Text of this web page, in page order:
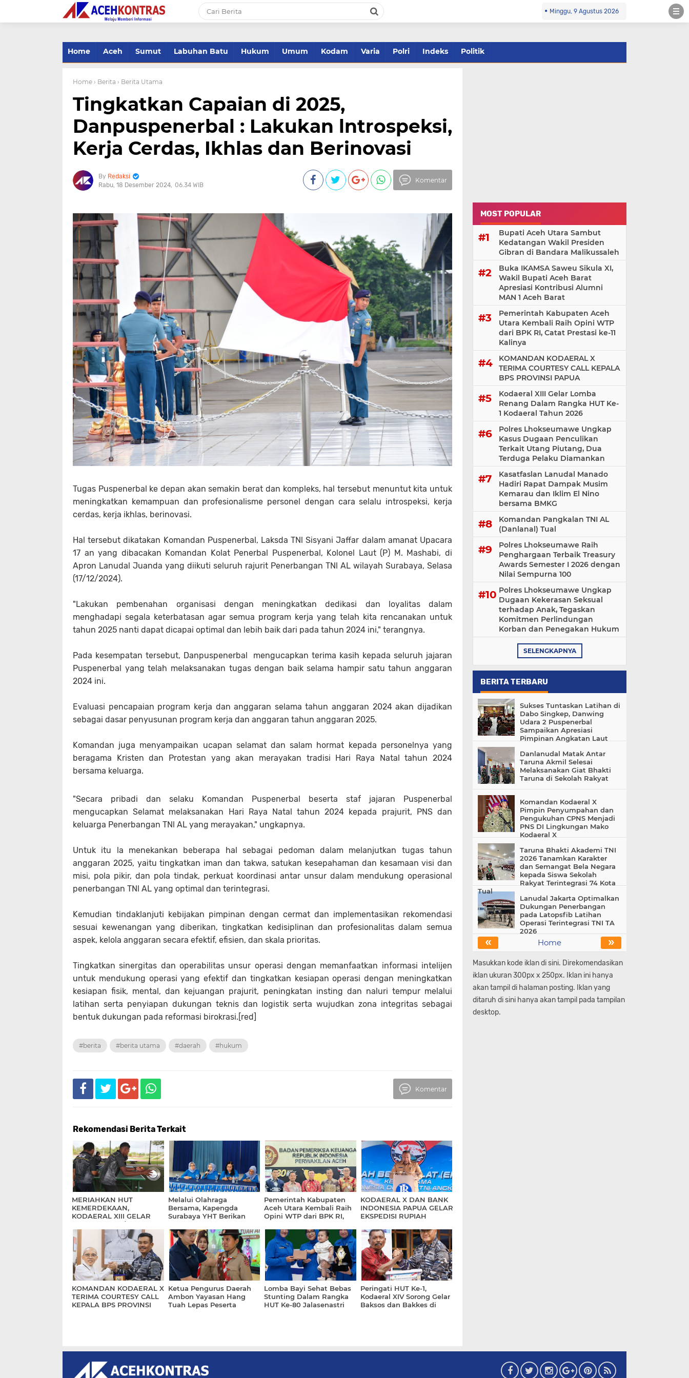
Minggu, 9 Agustus 2026
Home Aceh Sumut Labuhan Batu Hukum Umum Kodam Varia Polri Indeks Politik
Home › Berita › Berita Utama
Tingkatkan Capaian di 2025,
Danpuspenerbal : Lakukan lntrospeksi,
Kerja Cerdas, Ikhlas dan Berinovasi
Redaksi
Rabu, 18 Desember 2024 06.34 WIB
Komentar
Tugas Puspenerbal ke depan akan semakin berat dan kompleks, hal tersebut menuntut kita untuk
meningkatkan kemampuan dan profesionalisme personel dengan cara selalu introspeksi, kerja
cerdas, kerja ikhlas, berinovasi.
Hal tersebut dikatakan Komandan Puspenerbal, Laksda TNl Sisyani Jaffar dalam amanat Upacara
17 an yang dibacakan Komandan Kolat Penerbal Puspenerbal, Kolonel Laut (P) M. Mashabi, di
Apron Lanudal Juanda yang diikuti seluruh rajurit Penerbangan TNl AL wilayah Surabaya, Selasa
(17/12/2024).
"Lakukan pembenahan organisasi dengan meningkatkan dedikasi dan loyalitas dalam
menghadapi segala keterbatasan agar semua program kerja yang telah kita rencanakan untuk
tahun 2025 nanti dapat dicapai optimal dan lebih baik dari pada tahun 2024 ini," terangnya.
Pada kesempatan tersebut, Danpuspenerbal mengucapkan terima kasih kepada seluruh jajaran
Puspenerbal yang telah melaksanakan tugas dengan baik selama hampir satu tahun anggaran
2024 ini.
Evaluasi pencapaian program kerja dan anggaran selama tahun anggaran 2024 akan dijadikan
sebagai dasar penyusunan program kerja dan anggaran tahun anggaran 2025.
Komandan juga menyampaikan ucapan selamat dan salam hormat kepada personelnya yang
beragama Kristen dan Protestan yang akan merayakan tradisi Hari Raya Natal tahun 2024
bersama keluarga.
"Secara pribadi dan selaku Komandan Puspenerbal beserta staf jajaran Puspenerbal
mengucapkan Selamat melaksanakan Hari Raya Natal tahun 2024 kepada prajurit, PNS dan
keluarga Penerbangan TNl AL yang merayakan," ungkapnya.
Untuk itu la menekankan beberapa hal sebagai pedoman dalam melanjutkan tugas tahun
anggaran 2025, yaitu tingkatkan iman dan takwa, satukan kesepahaman dan kesamaan visi dan
misi, pola pikir, dan pola tindak, perkuat koordinasi antar unsur dalam mendukung operasional
penerbangan TNl AL yang optimal dan terintegrasi.
Kemudian tindaklanjuti kebijakan pimpinan dengan cermat dan implementasikan rekomendasi
sesuai kewenangan yang diberikan, tingkatkan kedisiplinan dan profesionalitas dalam semua
aspek, kelola anggaran secara efektif, efisien, dan skala prioritas.
Tingkatkan sinergitas dan operabilitas unsur operasi dengan memanfaatkan informasi intelijen
untuk mendukung operasi yang efektif dan tingkatkan kesiapan operasi dengan meningkatkan
kesiapan fisik, mental, dan kejuangan prajurit, peningkatan insting dan naluri tempur melalui
latihan serta penyiapan dukungan teknis dan logistik serta wujudkan zona integritas sebagai
bentuk dukungan pada reformasi birokrasi.[red]
#berita #berita utama #daerah #hukum
Komentar
Rekomendasi Berita Terkait
MERIAHKAN HUT
KEMERDEKAAN,
KODAERAL XIII GELAR
PERLOMBAAN/
PERTANDINGAN
INSPIRATIF
Melalui Olahraga
Bersama, Kapengda
Surabaya YHT Berikan
Kasatdik
Pemerintah Kabupaten
Aceh Utara Kembali Raih
Opini WTP dari BPK RI,
Kalinya
KODAERAL X DAN BANK
INDONESIA PAPUA GELAR
EKSPEDISI RUPIAH
3T PROVINSI PAPUA
KOMANDAN KODAERAL X
TERIMA COURTESY CALL
KEPALA BPS PROVINSI
Ketua Pengurus Daerah
Ambon Yayasan Hang
Tuah Lepas Peserta
Lomba Bayi Sehat Bebas
Stunting Dalam Rangka
HUT Ke-80 Jalasenastri
Peringati HUT Ke-1,
Kodaeral XIV Sorong Gelar
Baksos dan Bakkes di
MOST POPULAR
Bupati Aceh Utara Sambut
Kedatangan Wakil Presiden
Gibran di Bandara Malikussaleh
Buka IKAMSA Saweu Sikula XI,
Wakil Bupati Aceh Barat
Apresiasi Kontribusi Alumni
MAN 1 Aceh Barat
Pemerintah Kabupaten Aceh
Utara Kembali Raih Opini WTP
dari BPK RI, Catat Prestasi ke-11
Kalinya
KOMANDAN KODAERAL X
TERIMA COURTESY CALL KEPALA
BPS PROVINSI PAPUA
Kodaeral XIII Gelar Lomba
Renang Dalam Rangka HUT Ke-
1 Kodaeral Tahun 2026
Polres Lhokseumawe Ungkap
Kasus Dugaan Penculikan
Terkait Utang Piutang, Dua
Terduga Pelaku Diamankan
Kasatfaslan Lanudal Manado
Hadiri Rapat Dampak Musim
Kemarau dan Iklim El Nino
bersama BMKG
Komandan Pangkalan TNI AL
(Danlanal) Tual
Polres Lhokseumawe Raih
Penghargaan Terbaik Treasury
Awards Semester I 2026 dengan
Nilai Sempurna 100
Polres Lhokseumawe Ungkap
Dugaan Kekerasan Seksual
terhadap Anak, Tegaskan
Komitmen Perlindungan
Korban dan Penegakan Hukum
SELENGKAPNYA
BERITA TERBARU
Sukses Tuntaskan Latihan di
Dabo Singkep, Danwing
Udara 2 Puspenerbal
Sampaikan Apresiasi
Pimpinan Angkatan Laut
Danlanudal Matak Antar
Taruna Akmil Selesai
Melaksanakan Giat Bhakti
Taruna di Sekolah Rakyat
Komandan Kodaeral X
Pimpin Penyumpahan dan
Pengukuhan CPNS Menjadi
PNS DI Lingkungan Mako
Kodaeral X
Taruna Bhakti Akademi TNI
2026 Tanamkan Karakter
dan Semangat Bela Negara
kepada Siswa Sekolah
Rakyat Terintegrasi 74 Kota
Tual
Lanudal Jakarta Optimalkan
Dukungan Penerbangan
pada Latopsfib Latihan
Operasi Terintegrasi TNI TA
2026
« »
Home
Masukkan kode iklan di sini. Direkomendasikan
iklan ukuran 300px x 250px. Iklan ini hanya
akan tampil di halaman posting. Iklan yang
ditaruh di sini hanya akan tampil pada tampilan
desktop.